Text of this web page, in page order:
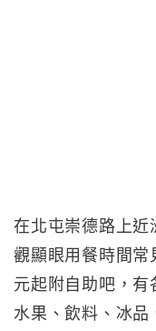
在北屯崇德路上近
觀顯眼用餐時間常
元起附自助吧，有
水果、飲料、冰品